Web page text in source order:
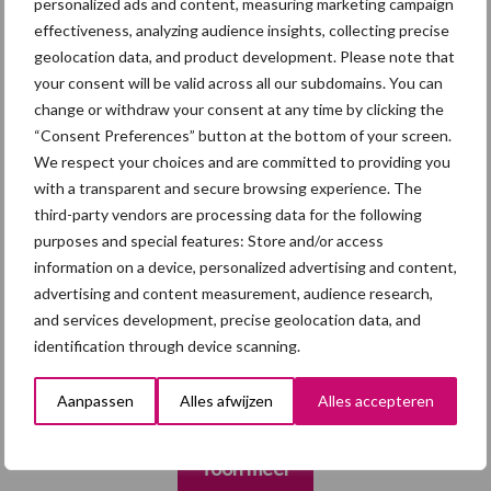
effectiveness, analyzing audience insights, collecting precise
geolocation data, and product development. Please note that
your consent will be valid across all our subdomains. You can
change or withdraw your consent at any time by clicking the
“Consent Preferences” button at the bottom of your screen.
We respect your choices and are committed to providing you
with a transparent and secure browsing experience. The
third-party vendors are processing data for the following
purposes and special features: Store and/or access
information on a device, personalized advertising and content,
advertising and content measurement, audience research,
and services development, precise geolocation data, and
identification through device scanning.
Aanpassen Alles afwijzen Alles accepteren
droogte en geopolitiek houden
handel in de greep
5 aug
“Vraag naar praktische
hygieneoplossingen is in Polen
groter dan ooit”
5 aug
Eliminatieprotocol voor
Mycoplasma hyopneumoniae
4 aug
AVP in Finland onderstreept dat
alertheid belangrijk is, zeker nu
Toon meer